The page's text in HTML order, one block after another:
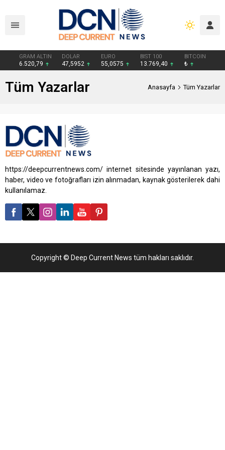
GRAM ALTIN
6.520,79
DOLAR
47,5952
EURO
55,0575
BIST 100
13.769,40
BITCOIN
₺
Tüm Yazarlar Anasayfa Tüm Yazarlar
https://deepcurrentnews.com/ internet sitesinde yayınlanan yazı,
haber, video ve fotoğrafları izin alınmadan, kaynak gösterilerek dahi
kullanılamaz.
Copyright © Deep Current News tüm hakları saklıdır.